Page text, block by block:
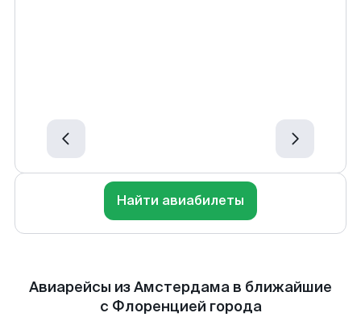
Найти авиабилеты
Авиарейсы из Амстердама в ближайшие
с Флоренцией города